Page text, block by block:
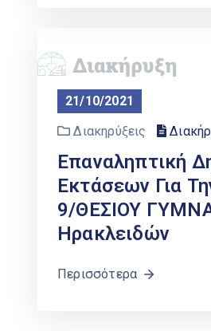
21/10/2021
Διακηρύξεις
Επαναληπτική
Εκτάσεων Για
9/ΘΕΣΙΟΥ
Ηρακλειδών
Περισσότερα